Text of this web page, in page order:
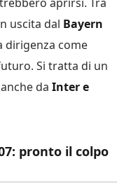
uscita dal Bayern
dirigenza come
Si tratta di un
da Inter e
pronto il colpo